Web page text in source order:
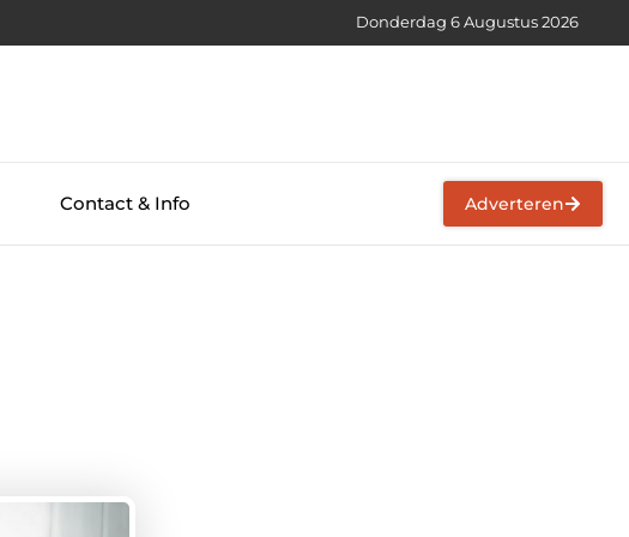
Donderdag 6 Augustus 2026
Contact & Info Adverteren